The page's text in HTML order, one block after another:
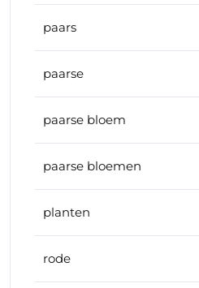
paars
paarse
paarse bloem
paarse bloemen
planten
rode